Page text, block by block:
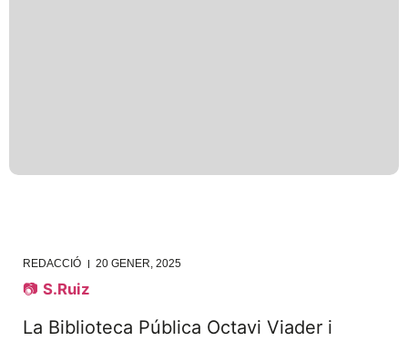
REDACCIÓ 20 GENER, 2025
📷 S.Ruiz
La Biblioteca Pública Octavi Viader i